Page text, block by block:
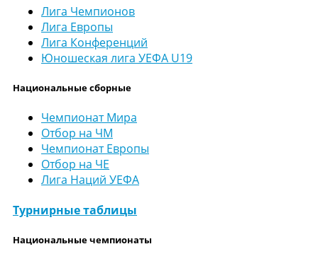
Лига Чемпионов
Лига Европы
Лига Конференций
Юношеская лига УЕФА U19
Национальные сборные
Чемпионат Мира
Отбор на ЧМ
Чемпионат Европы
Отбор на ЧЕ
Лига Наций УЕФА
Турнирные таблицы
Национальные чемпионаты